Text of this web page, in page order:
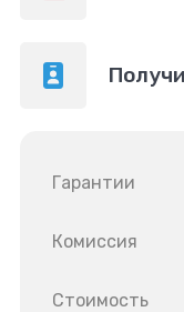
Гарантии
Комиссия
Стоимость